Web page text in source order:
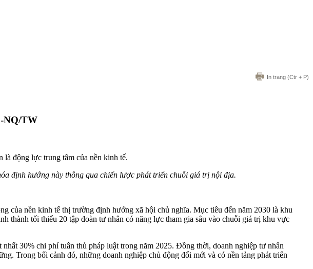
In trang (Ctr + P)
NQ/TW
động lực trung tâm của nền kinh tế.
định hướng này thông qua chiến lược phát triển chuỗi giá trị nội địa.
nền kinh tế thị trường định hướng xã hội chủ nghĩa. Mục tiêu đến năm 2030 là khu
thành tối thiểu 20 tập đoàn tư nhân có năng lực tham gia sâu vào chuỗi giá trị khu vực
30% chi phí tuân thủ pháp luật trong năm 2025. Đồng thời, doanh nghiệp tư nhân
Trong bối cảnh đó, những doanh nghiệp chủ động đổi mới và có nền tảng phát triển